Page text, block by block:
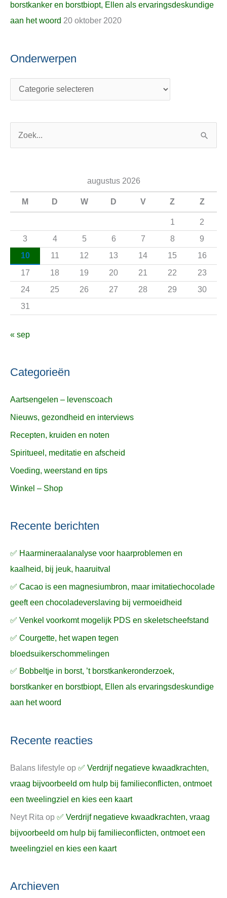
borstkanker en borstbiopt, Ellen als ervaringsdeskundige
aan het woord 20 oktober 2020
Onderwerpen
a
r
:
augustus 2026
M D W D V Z Z
1
2
3
4 5 6 7 8
9
10
11 12 13 14 15
16
17
18 19 20 21 22
23
24
25 26 27 28 29
30
31
« sep
Categorieën
Aartsengelen – levenscoach
Nieuws, gezondheid en interviews
Recepten, kruiden en noten
Spiritueel, meditatie en afscheid
Voeding, weerstand en tips
Winkel – Shop
Recente berichten
✅ Haarmineraalanalyse voor haarproblemen en
kaalheid, bij jeuk, haaruitval
✅ Cacao is een magnesiumbron, maar imitatiechocolade
geeft een chocoladeverslaving bij vermoeidheid
✅ Venkel voorkomt mogelijk PDS en skeletscheefstand
✅ Courgette, het wapen tegen
bloedsuikerschommelingen
✅ Bobbeltje in borst, ’t borstkankeronderzoek,
borstkanker en borstbiopt, Ellen als ervaringsdeskundige
aan het woord
Recente reacties
Balans lifestyle op ✅ Verdrijf negatieve kwaadkrachten,
vraag bijvoorbeeld om hulp bij familieconflicten, ontmoet
een tweelingziel en kies een kaart
Neyt Rita op ✅ Verdrijf negatieve kwaadkrachten, vraag
bijvoorbeeld om hulp bij familieconflicten, ontmoet een
tweelingziel en kies een kaart
Archieven